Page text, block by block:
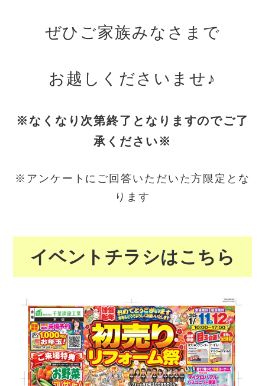
ぜひご家族みなさまで
お越しくださいませ♪
※なくなり次第終了となりますのでご了
承ください※
※アンケートにご回答いただいた方限定とな
ります
イベントチラシはこちら